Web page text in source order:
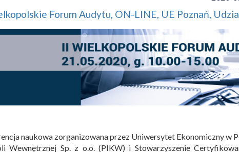
Forum Audytu, ON-LINE, UE Poznań,
naukowa zorganizowana przez Uniwersytet Ekonomiczny w
Wewnętrznej Sp. z o.o. (PIKW) i Stowarzyszenie